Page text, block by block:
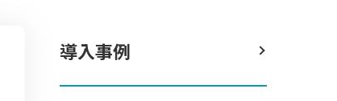
導入事例